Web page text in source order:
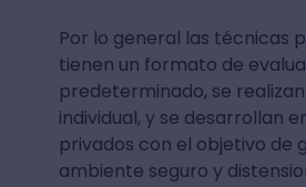
Por lo general las técnicas
tienen un formato de
predeterminado, se
individual, y se desarrollan
privados con el objetivo de
ambiente seguro y